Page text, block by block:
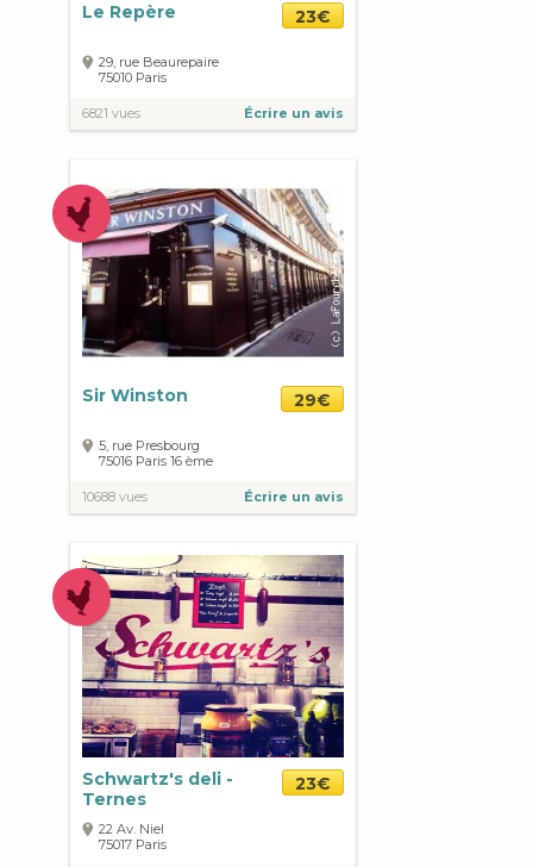
Le Repère 23€
29, rue Beaurepaire
75010 Paris
6821 vues Écrire un avis
Sir Winston 29€
5, rue Presbourg
75016 Paris 16 ème
10688 vues Écrire un avis
Schwartz's deli -
Ternes
23€
22 Av. Niel
75017 Paris